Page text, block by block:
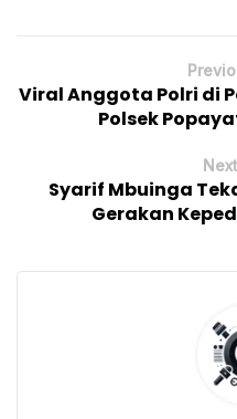
Viral Anggota Polri di
Polsek
Syarif Mbuinga
Gerakan